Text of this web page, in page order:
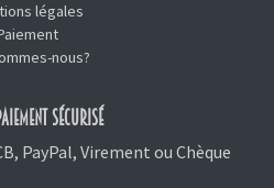
légales
nous?
SÉCURISÉ
PayPal, Virement ou Chèque